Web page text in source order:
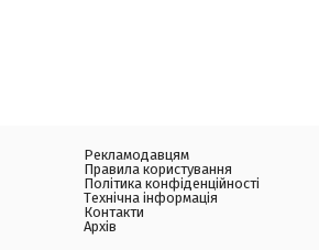
Рекламодавцям
Правила користування
Політика конфіденційності
Технічна інформація
Контакти
Архів